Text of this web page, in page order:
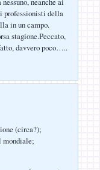
professionisti della
in un campo.
stagione.Peccato,
davvero poco…..
(circa?);
mondiale;